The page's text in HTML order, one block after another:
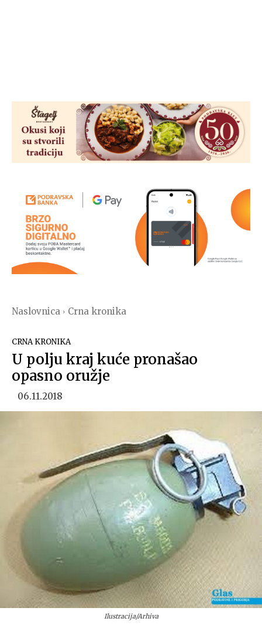
Naslovnica Crna kronika
CRNA KRONIKA
U polju kraj kuće pronašao
opasno oružje
06.11.2018
Ilustracija/Arhiva